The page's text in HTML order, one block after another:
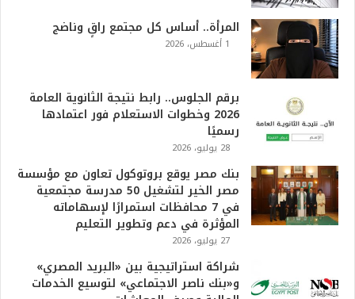
المرأة.. أساس كل مجتمع راقٍ وناضج
1 أغسطس، 2026
برقم الجلوس.. رابط نتيجة الثانوية العامة
2026 وخطوات الاستعلام فور اعتمادها
رسميًا
28 يوليو، 2026
بنك مصر يوقع بروتوكول تعاون مع مؤسسة
مصر الخير لتشغيل 50 مدرسة مجتمعية
في 7 محافظات استمرارًا لإسهاماته
المؤثرة في دعم وتطوير التعليم
27 يوليو، 2026
شراكة استراتيجية بين «البريد المصري»
و«بنك ناصر الاجتماعي» لتوسيع الخدمات